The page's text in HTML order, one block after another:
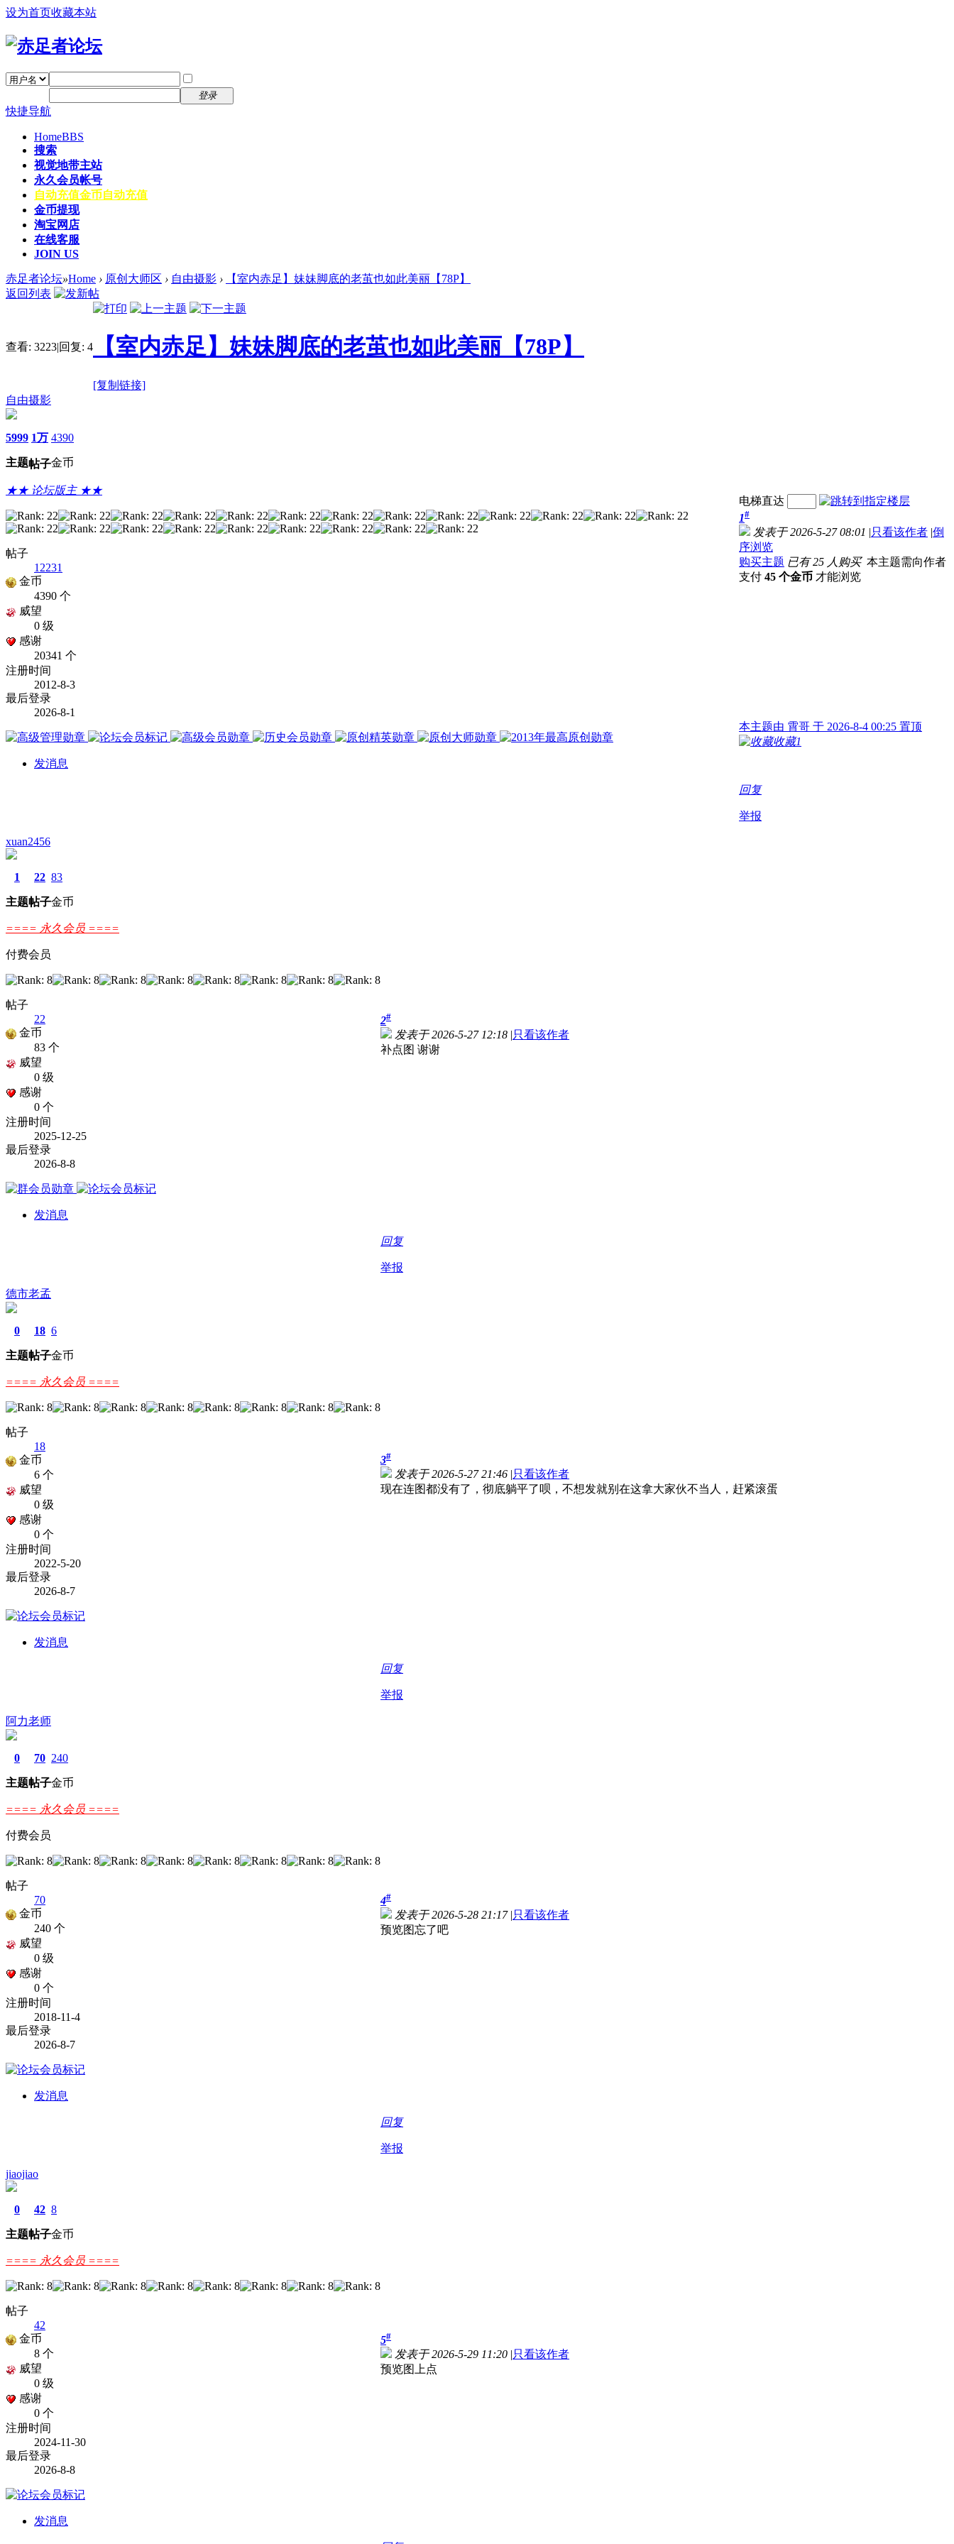
设为首页收藏本站
登录
快捷导航
HomeBBS
搜索
视觉地带主站
永久会员帐号
自动充值金币自动充值
金币提现
淘宝网店
在线客服
JOIN US
赤足者论坛»Home › 原创大师区 › 自由摄影 ›
【室内赤足】妹妹脚底的老茧也如此美丽【78P】
返回列表
查看: 3223|回复: 4 【室内赤足】妹妹脚底的老茧也如此美丽【78P】
[复制链接]
自由摄影
5999
主题
1万
帖子
4390
金币
★★ 论坛版主 ★★
帖子
12231
金币
4390 个
威望
0 级
感谢
20341 个
注册时间
2012-8-3
最后登录
2026-8-1
发消息
电梯直达
1#
发表于 2026-5-27 08:01 |只看该作者 |倒
序浏览
购买主题 已有 25 人购买 本主题需向作者
支付 45 个金币 才能浏览
本主题由 霄哥 于 2026-8-4 00:25 置顶
收藏1
回复
举报
xuan2456
1
主题
22
帖子
83
金币
==== 永久会员 ====
付费会员
帖子
22
金币
83 个
威望
0 级
感谢
0 个
注册时间
2025-12-25
最后登录
2026-8-8
发消息
2#
发表于 2026-5-27 12:18 |只看该作者
补点图 谢谢
回复
举报
德市老孟
0
主题
18
帖子
6
金币
==== 永久会员 ====
帖子
18
金币
6 个
威望
0 级
感谢
0 个
注册时间
2022-5-20
最后登录
2026-8-7
发消息
3#
发表于 2026-5-27 21:46 |只看该作者
现在连图都没有了，彻底躺平了呗，不想发就别在这拿大家伙不当人，赶紧滚蛋
回复
举报
阿力老师
0
主题
70
帖子
240
金币
==== 永久会员 ====
付费会员
帖子
70
金币
240 个
威望
0 级
感谢
0 个
注册时间
2018-11-4
最后登录
2026-8-7
发消息
4#
发表于 2026-5-28 21:17 |只看该作者
预览图忘了吧
回复
举报
jiaojiao
0
主题
42
帖子
8
金币
==== 永久会员 ====
帖子
42
金币
8 个
威望
0 级
感谢
0 个
注册时间
2024-11-30
最后登录
2026-8-8
发消息
5#
发表于 2026-5-29 11:20 |只看该作者
预览图上点